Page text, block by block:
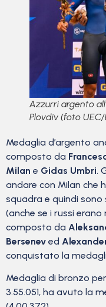
Azzurri argento
Plovdiv (foto
Medaglia d’argento
composto da
Milan e Gidas Umbri.
andare con Milan che
squadra e quindi
(anche se i russi
composto da
Bersenev ed
conquistato la
Medaglia di bronzo
3.55.051, ha avuto la